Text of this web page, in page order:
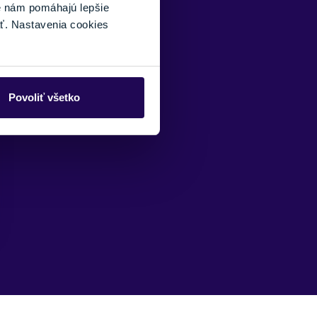
pomáhajú lepšie
Nastavenia cookies
Povoliť všetko